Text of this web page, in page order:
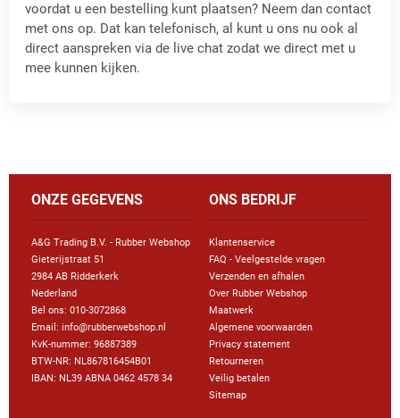
voordat u een bestelling kunt plaatsen? Neem dan contact
met ons op. Dat kan telefonisch, al kunt u ons nu ook al
direct aanspreken via de live chat zodat we direct met u
mee kunnen kijken.
ONZE GEGEVENS
A&G Trading B.V. - Rubber Webshop
Gieterijstraat 51
2984 AB Ridderkerk
Nederland
Bel ons: 010-3072868
Email: info@rubberwebshop.nl
KvK-nummer: 96887389
BTW-NR: NL867816454B01
IBAN: NL39 ABNA 0462 4578 34
ONS BEDRIJF
Klantenservice
FAQ - Veelgestelde vragen
Verzenden en afhalen
Over Rubber Webshop
Maatwerk
Algemene voorwaarden
Privacy statement
Retourneren
Veilig betalen
Sitemap